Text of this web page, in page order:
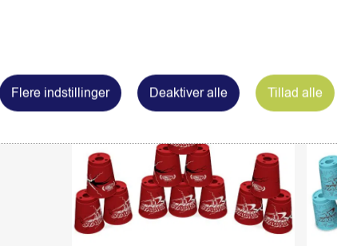
Flere indstillinger Deaktiver alle Tillad alle